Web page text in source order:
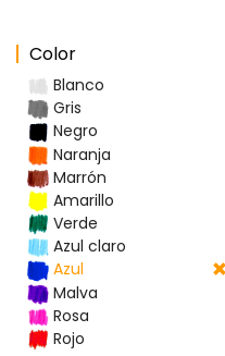
Color
Blanco
Gris
Negro
Naranja
Marrón
Amarillo
Verde
Azul claro
Azul
Malva
Rosa
Rojo